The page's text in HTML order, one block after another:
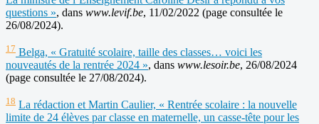
questions », dans www.levif.be, 11/02/2022 (page consultée le
26/08/2024).
17 Belga, « Gratuité scolaire, taille des classes… voici les
nouveautés de la rentrée 2024 », dans www.lesoir.be, 26/08/2024
(page consultée le 27/08/2024).
18 La rédaction et Martin Caulier, « Rentrée scolaire : la nouvelle
limite de 24 élèves par classe en maternelle, un casse-tête pour les